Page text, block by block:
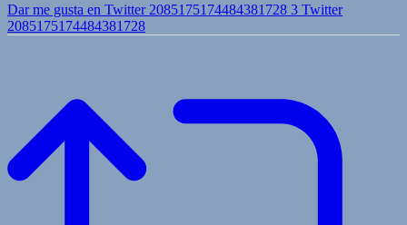
Dar me gusta en Twitter 2085175174484381728 3 Twitter
2085175174484381728